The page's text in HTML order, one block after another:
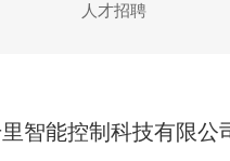
人才招聘
智能控制科技有限